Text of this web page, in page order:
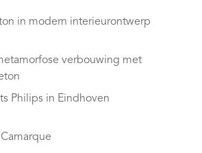
in modern interieurontwerp
verbouwing met
Philips in Eindhoven